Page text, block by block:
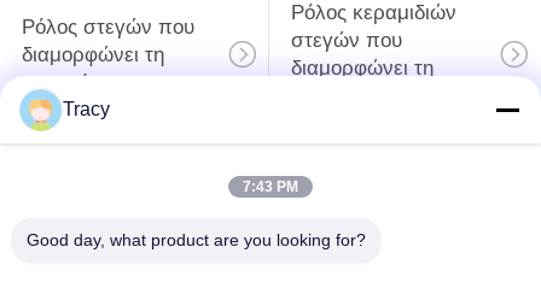
Ρόλος στεγών που
διαμορφώνει τη
μηχανή
Ρόλος κεραμιδιών
στεγών που
διαμορφώνει τη
κυλίνδρων με πόρτες
Tracy
7:43 PM
Good day, what product are you looking for?